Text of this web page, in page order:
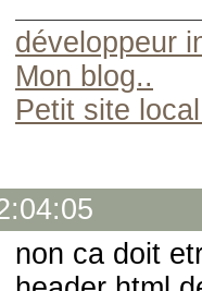
développeur
Mon blog..
Petit site
non ca doit